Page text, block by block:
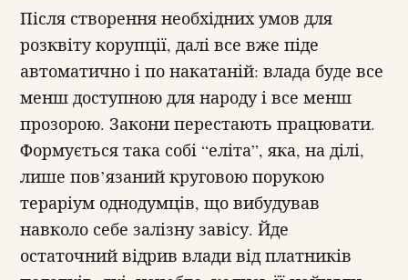
Після створення необхідних умов для
розквіту корупції, далі все вже піде
автоматично і по накатаній: влада буде все
менш доступною для народу і все менш
прозорою. Закони перестають працювати.
Формується така собі “еліта”, яка, на ділі,
лише пов’язаний круговою порукою
тераріум однодумців, що вибудував
навколо себе залізну завісу. Йде
остаточний відрив влади від платників